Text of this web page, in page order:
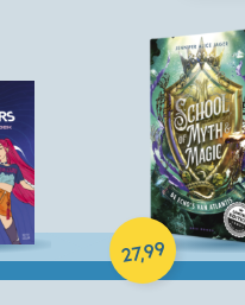
27,99
Hardcover